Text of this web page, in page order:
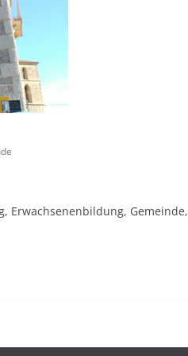
Erwachsenenbildung, Gemeinde,